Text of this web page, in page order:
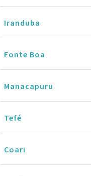
Iranduba
Fonte Boa
Manacapuru
Tefé
Coari